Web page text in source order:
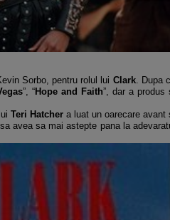
Sorbo, pentru rolul lui Clark. Dupa
”, “Hope and Faith”, dar a produs
Teri Hatchera luat un oarecare avant
avea sa mai astepte pana la